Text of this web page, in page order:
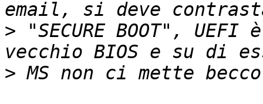
> "SECURE BOOT",
>